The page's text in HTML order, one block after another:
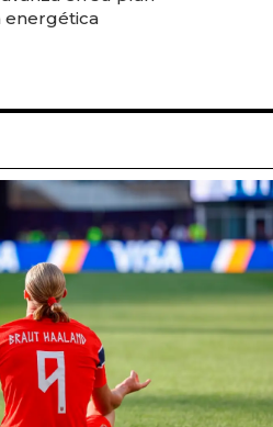
energética